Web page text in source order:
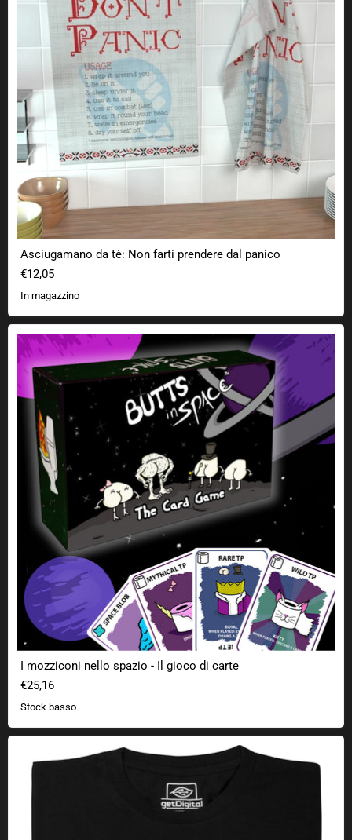
Asciugamano da tè: Non farti prendere dal panico
€12,05
In magazzino
I mozziconi nello spazio - Il gioco di carte
I mozziconi nello spazio - Il gioco di carte
€25,16
Stock basso
La resistenza è inutile V3